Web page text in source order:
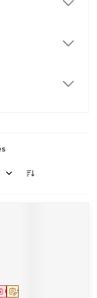
Sur prescription
Médicament